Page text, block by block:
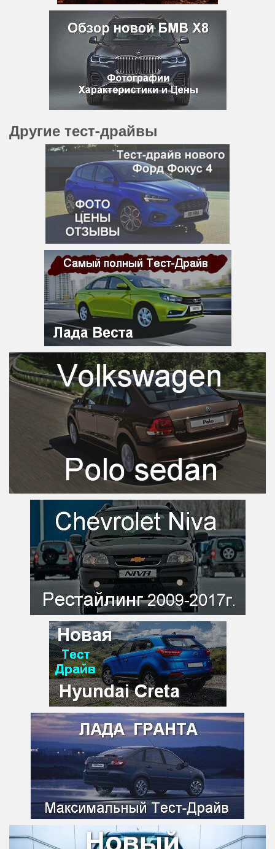
Другие тест-драйвы